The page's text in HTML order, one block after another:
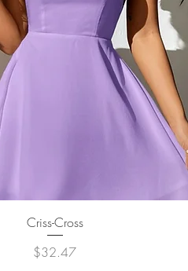
クイックビュー
Criss-Cross
価格
$32.47